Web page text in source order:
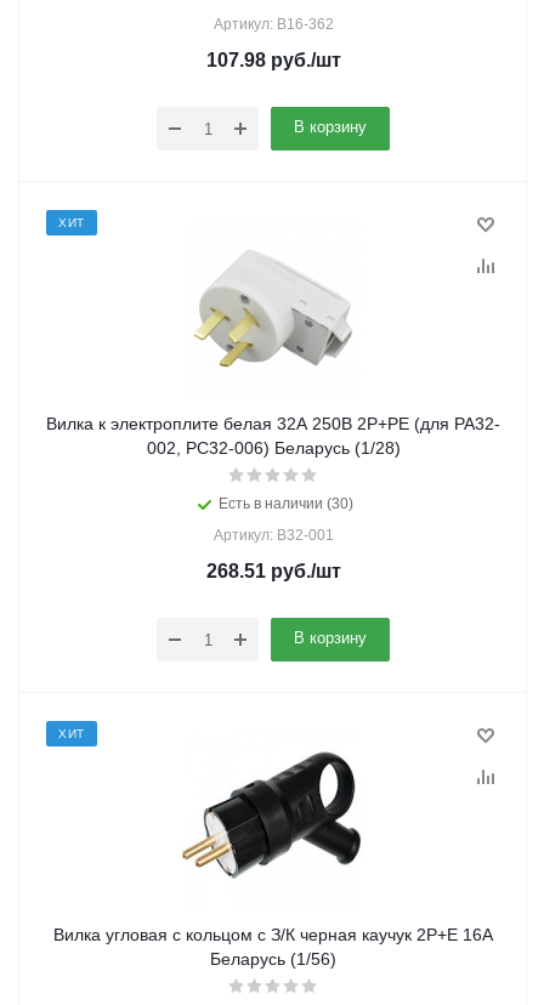
Артикул: В16-362
107.98руб./шт
В корзину
ХИТ
Вилка к электроплите белая 32А 250В 2P+PE (для РА32-
002, РС32-006) Беларусь (1/28)
Есть в наличии (30)
Артикул: В32-001
268.51руб./шт
В корзину
ХИТ
Вилка угловая с кольцом с З/К черная каучук 2P+E 16А
Беларусь (1/56)